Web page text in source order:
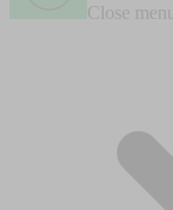
Close menu